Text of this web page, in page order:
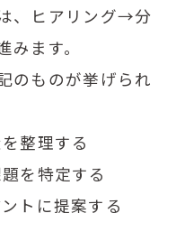
、ヒアリング→分
ます。
のものが挙げられ
整理する
を特定する
トに提案する